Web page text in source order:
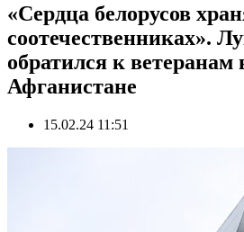
«Сердца белорусов
соотечественниках».
обратился к
Афганистане
15.02.24 11:51